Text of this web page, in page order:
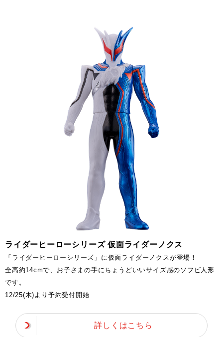
ライダーヒーローシリーズ 仮面ライダーノクス
「ライダーヒーローシリーズ」に仮面ライダーノクスが登場！
全高約14cmで、お子さまの手にちょうどいいサイズ感のソフビ人形
です。
12/25(木)より予約受付開始
詳しくはこちら